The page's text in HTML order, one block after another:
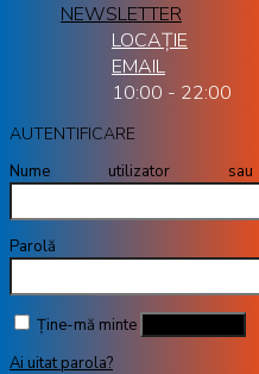
NEWSLETTER
LOCAȚIE
EMAIL
10:00 - 22:00
AUTENTIFICARE
Nume utilizator
Ține-mă minte
Ai uitat parola?